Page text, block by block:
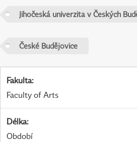
Jihočeská univerzita v Českých
České Budějovice
Fakulta:
Faculty of Arts
Délka:
Období